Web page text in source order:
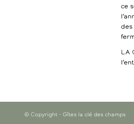
ce
des
LA
© Copyright - Gîtes la clé des champs